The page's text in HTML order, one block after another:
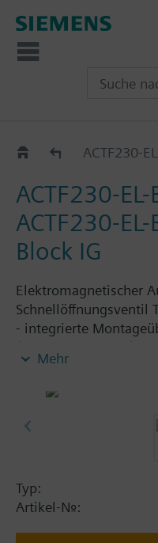
Ventilauslöser
ACTF230-
ACTF230-EL-
ACTF230-
Block IG
Elektromagnetischer
Schnellöffnungsventil
- integrierte
(Mounting Control)
Schnellöffnungsventil
durch
zusätzlich visuell
Auslöser aktiv (grün);
- inklusive
Mehr
Typ:
Artikel-Nr.: